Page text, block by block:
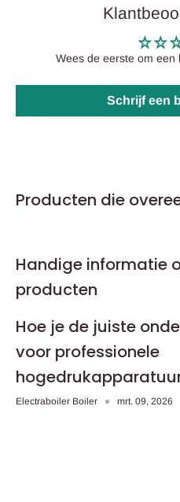
Wees de eerste om een
Schrijf een
Producten die
Handige informatie
producten
Hoe je de juiste
voor professionele
Electraboiler Boiler mrt. 09, 2026